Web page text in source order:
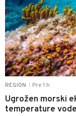
REGION Pre 1 h
Ugrožen morski
temperature